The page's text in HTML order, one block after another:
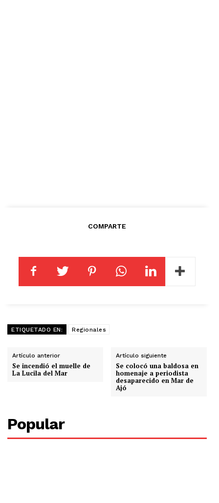
COMPARTE
ETIQUETADO EN: Regionales
Artículo anterior
Se incendió el muelle de
La Lucila del Mar
Artículo siguiente
Se colocó una baldosa en
homenaje a periodista
desaparecido en Mar de
Ajó
Popular